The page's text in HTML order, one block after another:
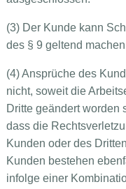
(3) Der Kunde kann
des § 9 geltend
(4) Ansprüche des
nicht, soweit die
Dritte geändert worden
dass die
Kunden oder des
Kunden bestehen
infolge einer